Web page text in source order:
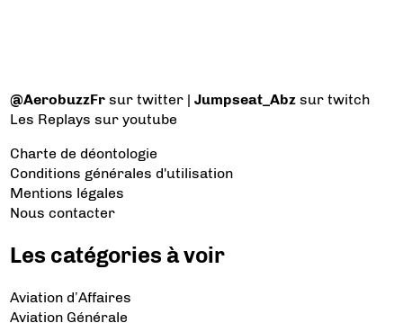
@AerobuzzFr sur twitter |Jumpseat_Abz sur twitch
Les Replays sur youtube
Charte de déontologie
Conditions générales d'utilisation
Mentions légales
Nous contacter
Les catégories à voir
Aviation d’Affaires
Aviation Générale